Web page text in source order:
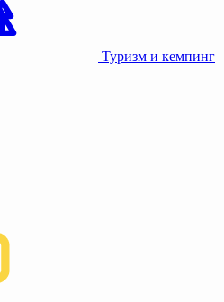
Туризм и кемпинг